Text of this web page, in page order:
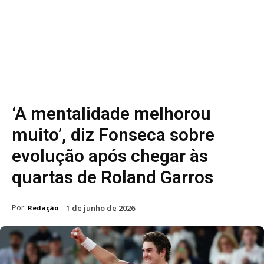
‘A mentalidade melhorou
muito’, diz Fonseca sobre
evolução após chegar às
quartas de Roland Garros
Por: Redação 1 de junho de 2026